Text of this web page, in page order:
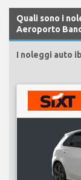
Quali sono i
Aeroporto
I noleggi auto